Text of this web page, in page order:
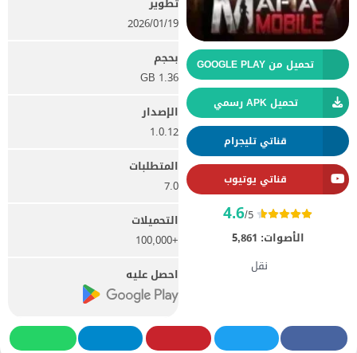
تحميل من GOOGLE PLAY
تحميل APK رسمي
قناتي تليجرام
قناتي يوتيوب
4.6/5
الأصوات: 5,861
نقل
19‏/01‏/2026
بحجم
1.36 GB
الإصدار
1.0.12
المتطلبات
7.0
التحميلات
+100,000
احصل عليه